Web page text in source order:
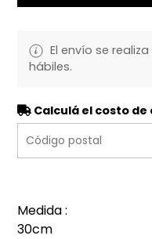
El envío se
hábiles.
Calculá el costo de
Medida :
30cm